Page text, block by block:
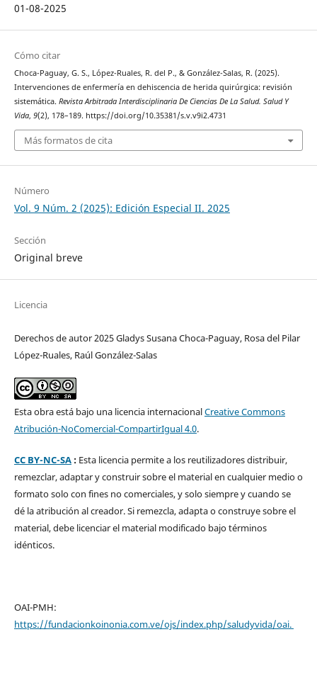
01-08-2025
Cómo citar
Choca-Paguay, G. S., López-Ruales, R. del P., & González-Salas, R. (2025).
Intervenciones de enfermería en dehiscencia de herida quirúrgica: revisión
sistemática. Revista Arbitrada Interdisciplinaria De Ciencias De La Salud. Salud Y
Vida, 9(2), 178–189. https://doi.org/10.35381/s.v.v9i2.4731
Más formatos de cita
Número
Vol. 9 Núm. 2 (2025): Edición Especial II. 2025
Sección
Original breve
Licencia
Derechos de autor 2025 Gladys Susana Choca-Paguay, Rosa del Pilar
López-Ruales, Raúl González-Salas
Esta obra está bajo una licencia internacionalCreative Commons
Atribución-NoComercial-CompartirIgual 4.0.
CC BY-NC-SA: Esta licencia permite a los reutilizadores distribuir,
remezclar, adaptar y construir sobre el material en cualquier medio o
formato solo con fines no comerciales, y solo siempre y cuando se
dé la atribución al creador. Si remezcla, adapta o construye sobre el
material, debe licenciar el material modificado bajo términos
idénticos.
OAI-PMH:
https://fundacionkoinonia.com.ve/ojs/index.php/saludyvida/oai.